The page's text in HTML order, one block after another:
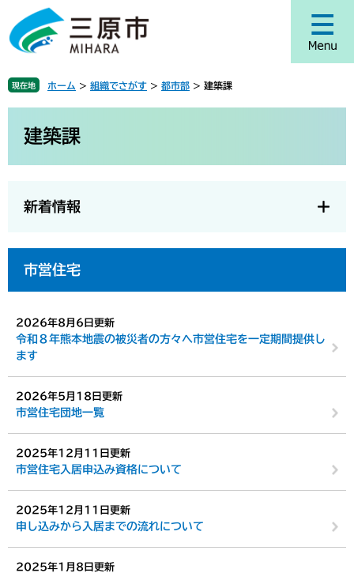
ジ
頭
で
ュ
飛
ば
現在地 ホーム > 組織でさがす > 都市部 > 建築課
建築課
新着情報
市営住宅
2026年8月6日更新
令和８年熊本地震の被災者の方々へ市営住宅を一定期間提供し
ます
2026年5月18日更新
市営住宅団地一覧
2025年12月11日更新
市営住宅入居申込み資格について
2025年12月11日更新
申し込みから入居までの流れについて
2025年1月8日更新